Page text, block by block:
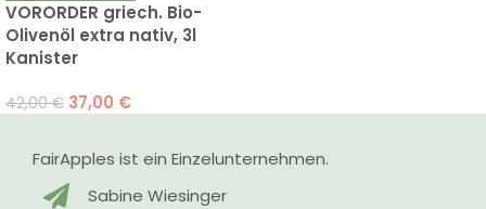
VORORDER griech. Bio-
Olivenöl extra nativ, 3l
Kanister
42,00€ 37,00 €
FairApples ist ein Einzelunternehmen.
Sabine Wiesinger